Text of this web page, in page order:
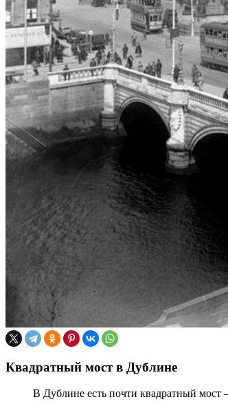
Квадратный мост в Дублине
В Дублине есть почти квадратный